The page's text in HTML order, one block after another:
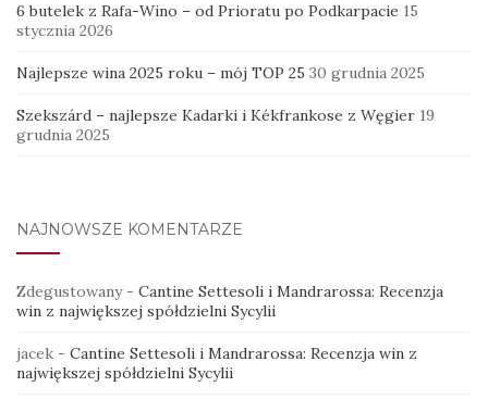
6 butelek z Rafa-Wino – od Prioratu po Podkarpacie 15
stycznia 2026
Najlepsze wina 2025 roku – mój TOP 25 30 grudnia 2025
Szekszárd – najlepsze Kadarki i Kékfrankose z Węgier 19
grudnia 2025
NAJNOWSZE KOMENTARZE
Zdegustowany- Cantine Settesoli i Mandrarossa: Recenzja
win z największej spółdzielni Sycylii
jacek - Cantine Settesoli i Mandrarossa: Recenzja win z
największej spółdzielni Sycylii